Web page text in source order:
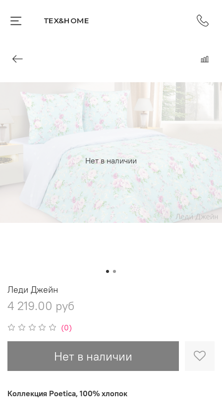
TEX&HOME
Нет в наличии
(0)
Леди Джейн
4 219.00 руб
Нет в наличии
Коллекция Poetica, 100% хлопок